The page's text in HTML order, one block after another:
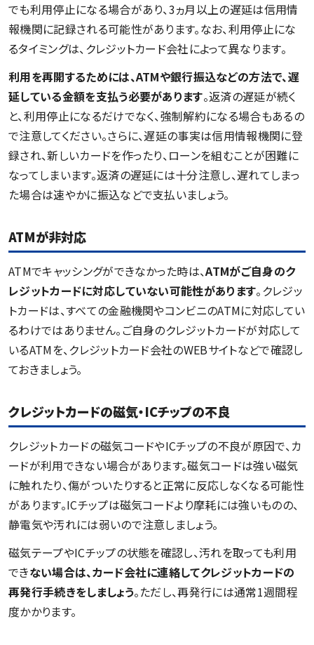
でも利用停止になる場合があり、3ヵ月以上の遅延は信用情
報機関に記録される可能性があります。なお、利用停止にな
るタイミングは、クレジットカード会社によって異なります。
利用を再開するためには、ATMや銀行振込などの方法で、遅
延している金額を支払う必要があります。返済の遅延が続く
と、利用停止になるだけでなく、強制解約になる場合もあるの
で注意してください。さらに、遅延の事実は信用情報機関に登
録され、新しいカードを作ったり、ローンを組むことが困難に
なってしまいます。返済の遅延には十分注意し、遅れてしまっ
た場合は速やかに振込などで支払いましょう。
ATMが非対応
ATMでキャッシングができなかった時は、ATMがご自身のク
レジットカードに対応していない可能性があります。クレジッ
トカードは、すべての金融機関やコンビニのATMに対応してい
るわけではありません。ご自身のクレジットカードが対応して
いるATMを、クレジットカード会社のWEBサイトなどで確認し
ておきましょう。
クレジットカードの磁気・ICチップの不良
クレジットカードの磁気コードやICチップの不良が原因で、カ
ードが利用できない場合があります。磁気コードは強い磁気
に触れたり、傷がついたりすると正常に反応しなくなる可能性
があります。ICチップは磁気コードより摩耗には強いものの、
静電気や汚れには弱いので注意しましょう。
磁気テープやICチップの状態を確認し、汚れを取っても利用
できない場合は、カード会社に連絡してクレジットカードの
再発行手続きをしましょう。ただし、再発行には通常1週間程
度かかります。